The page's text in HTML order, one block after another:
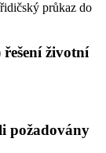
průkaz do
životní
požadovány